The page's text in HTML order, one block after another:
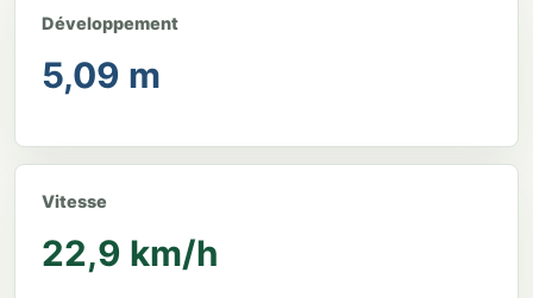
Développement
5,09 m
Vitesse
22,9 km/h